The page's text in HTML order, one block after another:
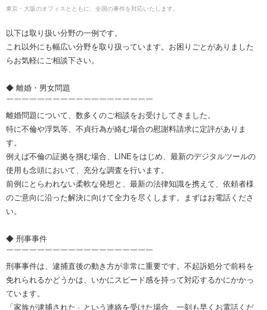
東京・大阪のオフィスとともに、全国の事件を対応いたします。
以下は取り扱い分野の一例です。
これ以外にも幅広い分野を取り扱っています。お困りごとがありました
らお気軽にご相談下さい。
◆ 離婚・男女問題
￣￣￣￣￣￣￣￣￣￣￣￣￣￣￣￣￣￣￣
離婚問題について、数多くのご相談をお受けしてきました。
特に不倫や浮気等、不貞行為が絡む場合の慰謝料請求に定評がありま
す。
例えば不倫の証拠を掴む場合、LINEをはじめ、最新のデジタルツールの
使用も念頭において、充分な調査を行います。
前例にとらわれない柔軟な発想と、最新の法律知識を携えて、依頼者様
のご意向に沿った解決に向けて全力を尽くします。まずはお電話くださ
い。
◆ 刑事事件
￣￣￣￣￣￣￣￣￣￣￣￣￣￣￣￣￣￣￣
刑事事件は、逮捕直後の動き方が非常に重要です。不起訴処分で前科を
免れられるかどうかは、いかにスピード感を持って対応するかにかかっ
ています。
「家族が逮捕された」という連絡を受けた場合、一刻も早くお電話くだ